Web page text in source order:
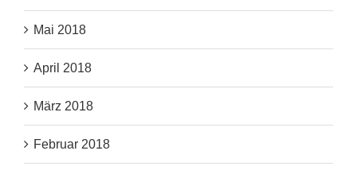
Mai 2018
April 2018
März 2018
Februar 2018